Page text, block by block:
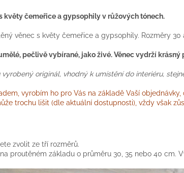
květy čemeřice a gypsophily v růžových tónech.
věnec s květy čemeřice a gypsophily. Rozměry 30
pečlivě vybírané, jako živé. Věnec vydrží krásný
originál, vhodný k umístění do interiéru,
vyrobím ho pro Vás na základě Vaší
trochu lišit (dle aktuální dostupnosti), vždy však
zvolit ze tří rozměrů.
proutěném základu o průměru 30, 35 nebo 40 cm.